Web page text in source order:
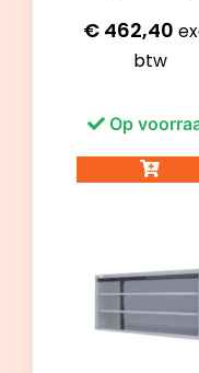
€ 462,40
btw
Op